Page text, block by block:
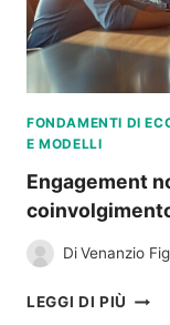
FONDAMENTI DI
E MODELLI
Engagement
DiVenanzio
LEGGI DI PIÙ